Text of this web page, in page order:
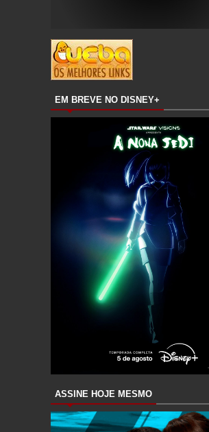
EM BREVE NO DISNEY+
ASSINE HOJE MESMO